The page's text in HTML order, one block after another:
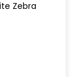
Zebra